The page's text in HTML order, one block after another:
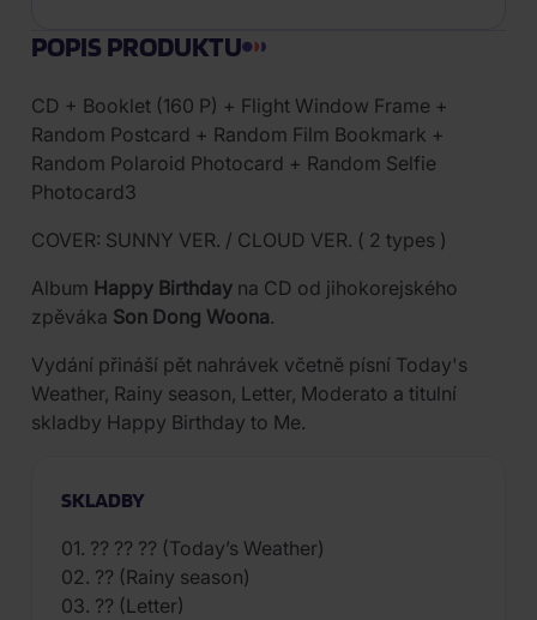
POPIS PRODUKTU
CD + Booklet (160 P) + Flight Window Frame +
Random Postcard + Random Film Bookmark +
Random Polaroid Photocard + Random Selfie
Photocard3
COVER: SUNNY VER. / CLOUD VER. ( 2 types )
Album Happy Birthday na CD od jihokorejského
zpěváka Son Dong Woona.
Vydání přináší pět nahrávek včetně písní Today's
Weather, Rainy season, Letter, Moderato a titulní
skladby Happy Birthday to Me.
SKLADBY
01. ?? ?? ?? (Today’s Weather)
02. ?? (Rainy season)
03. ?? (Letter)